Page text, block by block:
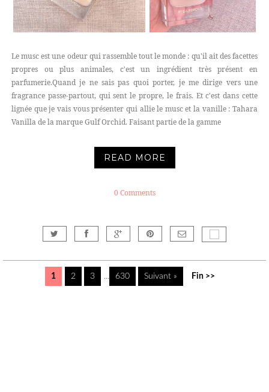
Le musc est une odeur qui rassemble tout le monde : qu'il ait des facettes
propres ou plus animales, c'est un ingrédient très présent en
parfumerie.Quand je ne sais pas quoi porter, je me dirige vers une
fragrance passe-partout, qui sent le propre, le frais. Et c'est dans cette
lignée que je vais vous présenter qui allie le musc et la vanille : Tahara
Vanilla de la marque Gulf Orchid. Faisant partie de la gamme
READ MORE
0 Comments
1 2 3 ... 630 Suivant » Fin >>